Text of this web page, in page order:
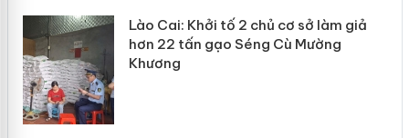
Lào Cai: Khởi tố 2 chủ cơ sở làm giả
hơn 22 tấn gạo Séng Cù Mường
Khương